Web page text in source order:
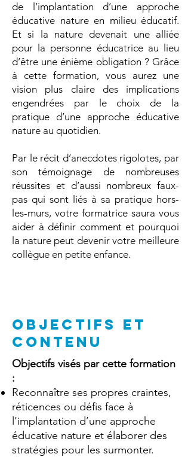
de l’implantation d’une approche
éducative nature en milieu éducatif.
Et si la nature devenait une alliée
pour la personne éducatrice au lieu
d’être une énième obligation ? Grâce
à cette formation, vous aurez une
vision plus claire des implications
engendrées par le choix de la
pratique d’une approche éducative
nature au quotidien.
Par le récit d’anecdotes rigolotes, par
son témoignage de nombreuses
réussites et d’aussi nombreux faux-
pas qui sont liés à sa pratique hors-
les-murs, votre formatrice saura vous
aider à définir comment et pourquoi
la nature peut devenir votre meilleure
collègue en petite enfance.
OBJECTIFS ET
CONTENU
Objectifs visés par cette formation
:
Reconnaître ses propres craintes,
réticences ou défis face à
l’implantation d’une approche
éducative nature et élaborer des
stratégies pour les surmonter.